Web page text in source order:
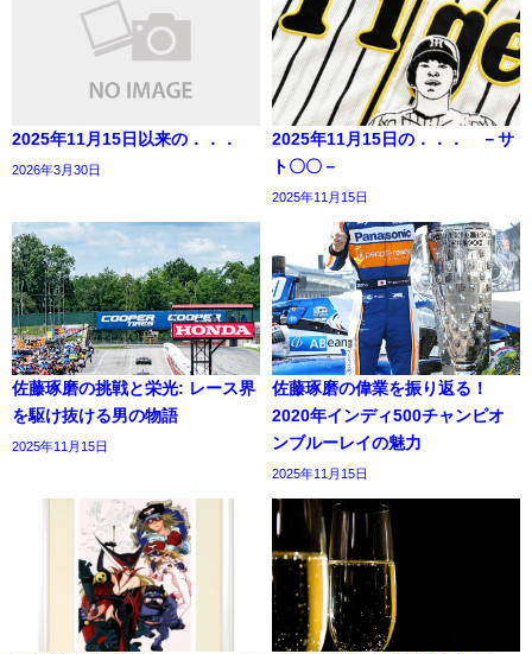
2025年11月15日以来の．．．
2026年3月30日
2025年11月15日の．．． －サ
ト〇〇－
2025年11月15日
佐藤琢磨の挑戦と栄光: レース界
を駆け抜ける男の物語
2025年11月15日
佐藤琢磨の偉業を振り返る！
2020年インディ500チャンピオ
ンブルーレイの魅力
2025年11月15日